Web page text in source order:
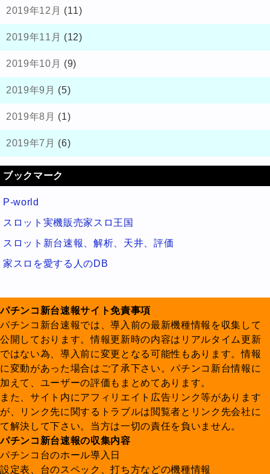
2019年12月 (11)
2019年11月 (12)
2019年10月 (9)
2019年9月 (5)
2019年8月 (1)
2019年7月 (6)
ブックマーク
P-world
スロット実機販売家スロ王国
スロット新台速報、解析、天井、評価
家スロを愛する人のDB
パチンコ新台速報サイト免責事項
パチンコ新台速報では、導入前の最新機種情報を収集して
公開しております。情報更新時の内容はリアルタイム更新
ではない為、導入前に変更となる可能性もあります。情報
に変動があった場合はご了承下さい。パチンコ新台情報に
加えて、ユーザーの評価もまとめてあります。
また、サイト内にアフィリエイト広告リンク等があります
が、リンク先に関するトラブルは閲覧者とリンク先会社に
て解決して下さい。当方は一切の責任を負いません。
パチンコ新台速報の収集内容
パチンコ台のホール導入日
設定表、台のスペック、打ち方などの機種情報